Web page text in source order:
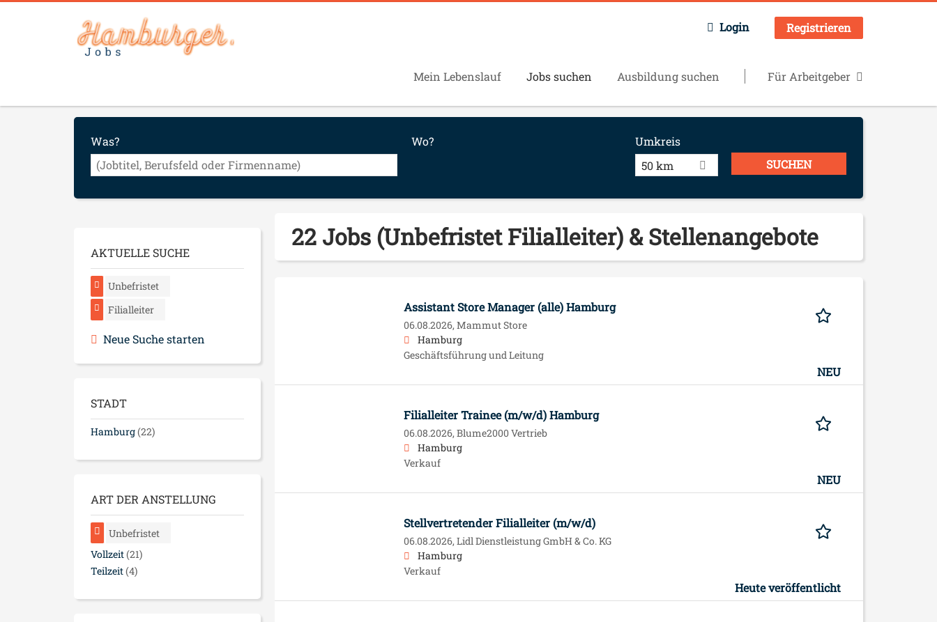
Login Registrieren
Mein Lebenslauf Jobs suchen Ausbildung suchen Für Arbeitgeber
Was? Wo?
Umkreis
50 km
22 Jobs (Unbefristet Filialleiter) & Stellenangebote
Assistant Store Manager (alle) Hamburg
06.08.2026, Mammut Store
Hamburg
Geschäftsführung und Leitung
NEU
Filialleiter Trainee (m/w/d) Hamburg
06.08.2026, Blume2000 Vertrieb
Hamburg
Verkauf
NEU
Stellvertretender Filialleiter (m/w/d)
06.08.2026, Lidl Dienstleistung GmbH & Co. KG
Hamburg
Verkauf
Heute veröffentlicht
AKTUELLE SUCHE
Unbefristet
Filialleiter
Neue Suche starten
STADT
Hamburg(22)
ART DER ANSTELLUNG
Unbefristet
Vollzeit(21)
Teilzeit(4)